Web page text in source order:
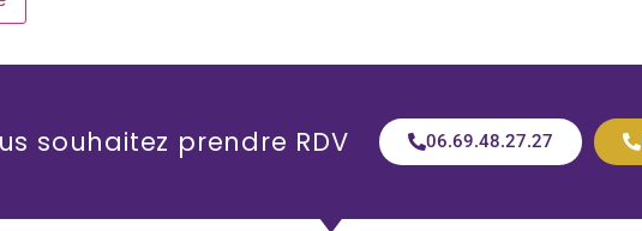
souhaitez prendre RDV 06.69.48.27.27